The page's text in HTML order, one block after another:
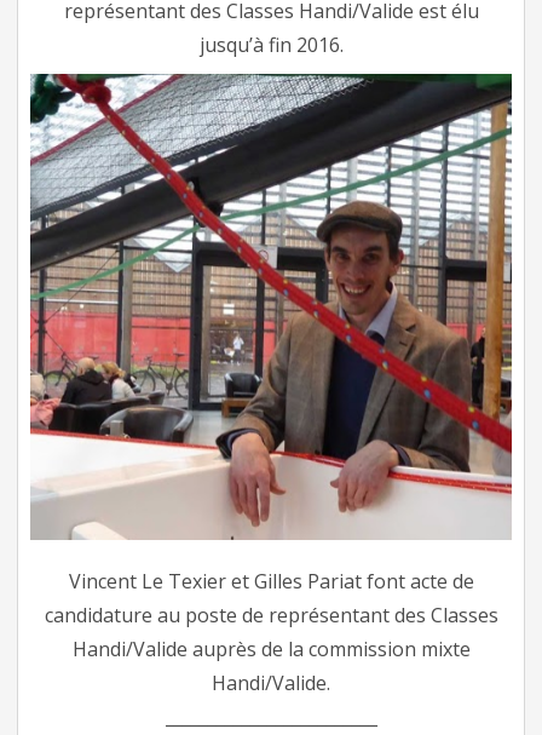
représentant des Classes Handi/Valide est élu
jusqu’à fin 2016.
Vincent Le Texier et Gilles Pariat font acte de
candidature au poste de représentant des Classes
Handi/Valide auprès de la commission mixte
Handi/Valide.